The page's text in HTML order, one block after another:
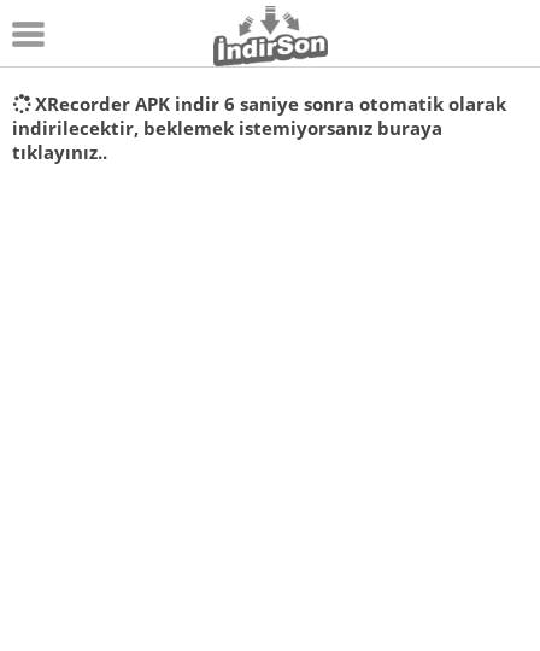
Android
Pc Oyunları
XRecorder APK indir 6 saniye sonra otomatik olarak
indirilecektir, beklemek istemiyorsanız buraya
tıklayınız..